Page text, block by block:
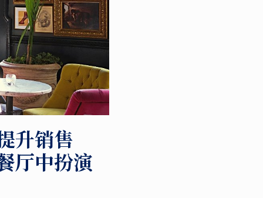
升销售
厅中扮演